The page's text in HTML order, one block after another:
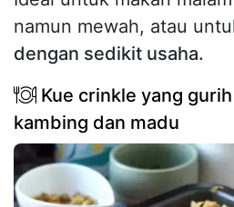
namun mewah, atau
dengan sedikit usaha.
Kue crinkle yang
kambing dan madu